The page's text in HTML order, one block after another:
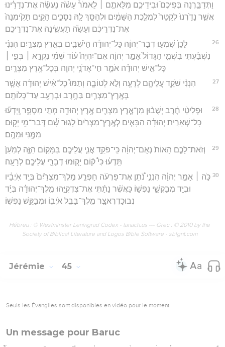
וַתְּדַבֵּ֣רְנָה בְּפִיכֶם֮ וּבִידֵיכֶ֣ם מִלֵּאתֶ֣ם ׀ לֵאמֹר֒ עָשֹׂ֨ה נַעֲשֶׂ֜ה אֶת־נְדָרֵ֗ינוּ
אֲשֶׁ֤ר נָדַ֙רְנוּ֙ לְקַטֵּר֙ לִמְלֶ֣כֶת הַשָּׁמַ֔יִם וּלְהַסֵּ֥ךְ לָ֖הּ נְסָכִ֑ים הָקֵ֤ים תָּקִ֙ימְנָה֙
אֶת־נִדְרֵיכֶ֔ם וְעָשֹׂ֥ה תַעֲשֶׂ֖ינָה אֶת־נִדְרֵיכֶֽם׃
26
לָכֵן֙ שִׁמְע֣וּ דְבַר־יְהוָ֔ה כָּל־יְהוּדָ֕ה הַיֹּשְׁבִ֖ים בְּאֶ֣רֶץ מִצְרָ֑יִם הִנְנִ֨י
נִשְׁבַּ֜עְתִּי בִּשְׁמִ֤י הַגָּדוֹל֙ אָמַ֣ר יְהוָ֔ה אִם־יִהְיֶה֩ ע֨וֹד שְׁמִ֜י נִקְרָ֣א ׀ בְּפִ֣י ׀
כָּל־אִ֣ישׁ יְהוּדָ֗ה אֹמֵ֛ר חַי־אֲדֹנָ֥י יְהוִ֖ה בְּכָל־אֶ֥רֶץ מִצְרָֽיִם׃
27
הִנְנִ֨י שֹׁקֵ֧ד עֲלֵיהֶ֛ם לְרָעָ֖ה וְלֹ֣א לְטוֹבָ֑ה וְתַמּוּ֩ כָל־אִ֨ישׁ יְהוּדָ֜ה אֲשֶׁ֧ר
בְּאֶֽרֶץ־מִצְרַ֛יִם בַּחֶ֥רֶב וּבָרָעָ֖ב עַד־כְּלוֹתָֽם׃
28
וּפְלִיטֵ֨י חֶ֜רֶב יְשֻׁב֨וּן מִן־אֶ֧רֶץ מִצְרַ֛יִם אֶ֥רֶץ יְהוּדָ֖ה מְתֵ֣י מִסְפָּ֑ר וְֽיָדְע֞וּ
כָּל־שְׁאֵרִ֣ית יְהוּדָ֗ה הַבָּאִ֤ים לְאֶֽרֶץ־מִצְרַ֙יִם֙ לָג֣וּר שָׁ֔ם דְּבַר־מִ֥י יָק֖וּם
מִמֶּ֥נִּי וּמֵהֶֽם׃
29
וְזֹאת־לָכֶ֤ם הָאוֹת֙ נְאֻם־יְהוָ֔ה כִּֽי־פֹקֵ֥ד אֲנִ֛י עֲלֵיכֶ֖ם בַּמָּק֣וֹם הַזֶּ֑ה לְמַ֙עַן֙
תֵּֽדְע֔וּ כִּי֩ ק֨וֹם יָק֧וּמוּ דְבָרַ֛י עֲלֵיכֶ֖ם לְרָעָֽה׃
30 כֹּ֣ה ׀ אָמַ֣ר יְהוָ֗ה הִנְנִ֣י נֹ֠תֵן אֶת־פַּרְעֹ֨ה חָפְרַ֤ע מֶֽלֶךְ־מִצְרַ֙יִם֙ בְּיַ֣ד אֹֽיְבָ֔יו
וּבְיַ֖ד מְבַקְשֵׁ֣י נַפְשׁ֑וֹ כַּאֲשֶׁ֨ר נָתַ֜תִּי אֶת־צִדְקִיָּ֣הוּ מֶֽלֶךְ־יְהוּדָ֗ה בְּיַ֨ד
נְבוּכַדְרֶאצַּ֧ר מֶֽלֶךְ־בָּבֶ֛ל אֹיְב֖וֹ וּמְבַקֵּ֥שׁ נַפְשֽׁוֹ׃
Hébreu : © Westminster Leningrad Codex - tanach.us --- Grec : © 2010 by the
Society of Biblical Literature and Logos Bible Software - sblgnt.com
Jérémie 45
Seuls les Évangiles sont disponibles en vidéo pour le moment.
Un message pour Baruc